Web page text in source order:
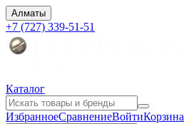
Алматы
+7 (727) 339-51-51
Каталог
ИзбранноеСравнениеВойтиКорзина